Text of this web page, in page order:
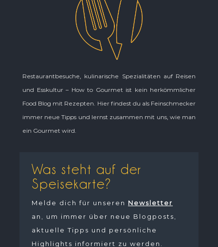
Restaurantbesuche, kulinarische Spezialitäten auf Reisen
und Esskultur – How to Gourmet ist kein herkömmlicher
Food Blog mit Rezepten. Hier findest du als Feinschmecker
immer neue Tipps und lernst zusammen mit uns, wie man
ein Gourmet wird.
Was steht auf der
Speisekarte?
Melde dich für unseren Newsletter
an, um immer über neue Blogposts,
aktuelle Tipps und persönliche
Highlights informiert zu werden.